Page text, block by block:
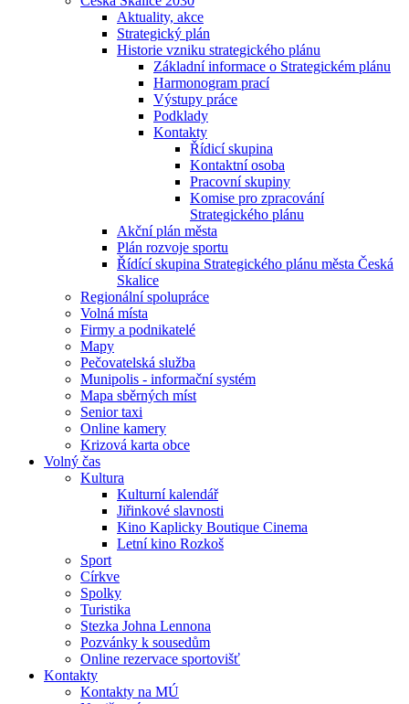
Aktuality, akce
Strategický plán
Historie vzniku strategického plánu
Základní informace o Strategickém plánu
Harmonogram prací
Výstupy práce
Podklady
Kontakty
Řídicí skupina
Kontaktní osoba
Pracovní skupiny
Komise pro zpracování
Strategického plánu
Akční plán města
Plán rozvoje sportu
Řídící skupina Strategického plánu města Česká
Skalice
Regionální spolupráce
Volná místa
Firmy a podnikatelé
Mapy
Pečovatelská služba
Munipolis - informační systém
Mapa sběrných míst
Senior taxi
Online kamery
Krizová karta obce
Volný čas
Kultura
Kulturní kalendář
Jiřinkové slavnosti
Kino Kaplicky Boutique Cinema
Letní kino Rozkoš
Sport
Církve
Spolky
Turistika
Stezka Johna Lennona
Pozvánky k sousedům
Online rezervace sportovišť
Kontakty
Kontakty na MÚ